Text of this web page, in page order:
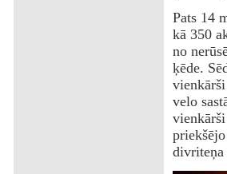
‌Pats 14
kā 350
no
ķēde.
velo